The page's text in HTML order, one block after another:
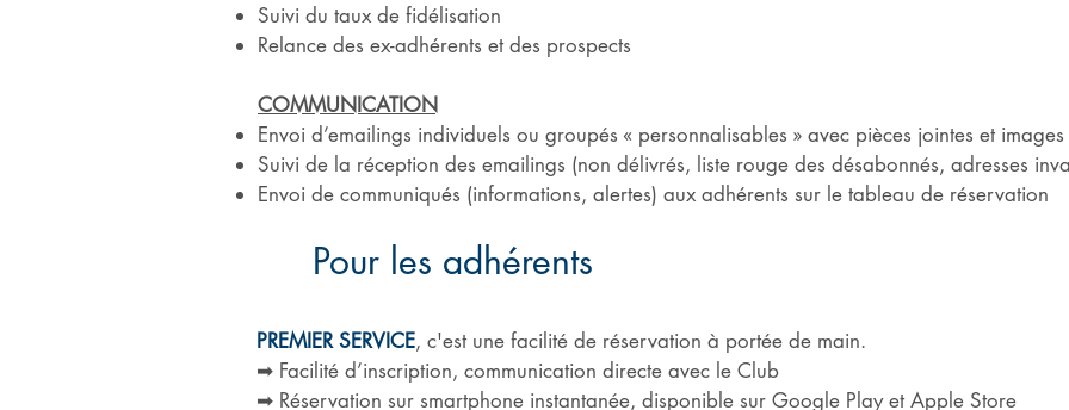
Suivi du taux de fidélisation
Relance des ex-adhérents et des prospects
COMMUNICATION
Envoi d’emailings individuels ou groupés « personnalisables » avec pièces jointes et images
Suivi de la réception des emailings (non délivrés, liste rouge des désabonnés, adresses
Envoi de communiqués (informations, alertes) aux adhérents sur le tableau de réservation
Pour les adhérents
PREMIER SERVICE, c'est une facilité de réservation à portée de main.
➡ Facilité d’inscription, communication directe avec le Club
➡ Réservation sur smartphone instantanée, disponible sur Google Play et Apple Store